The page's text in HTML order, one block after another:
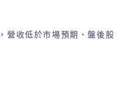
營收低於市場預期、盤後股